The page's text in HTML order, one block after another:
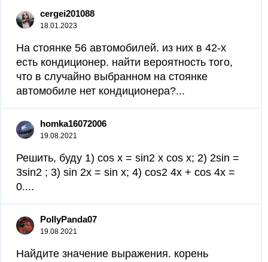
cergei201088
18.01.2023
На стоянке 56 автомобилей. из них в 42-х
есть кондиционер. найти вероятность того,
что в случайно выбранном на стоянке
автомобиле нет кондиционера?...
homka16072006
19.08.2021
Решить, буду 1) cos х = sin2 х cos х; 2) 2sin =
3sin2 ; 3) sin 2x = sin x; 4) cos2 4х + cos 4x =
0....
PollyPanda07
19.08.2021
Найдите значение выражения. корень